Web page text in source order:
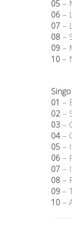
05 –
06 –
07 –
08 –
09 –
10 –
01 –
02 –
03 –
04–
05 –
06 –
07 –
08 –
09 –
10 –